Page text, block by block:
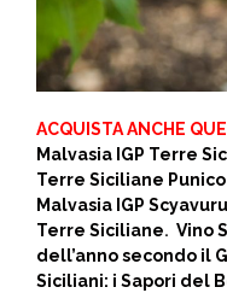
ACQUISTA ANCHE
Malvasia IGP Terre
Terre Siciliane
Malvasia IGP Scyavuru
Terre Siciliane. Vino
dell’anno secondo il
Siciliani: i Sapori del